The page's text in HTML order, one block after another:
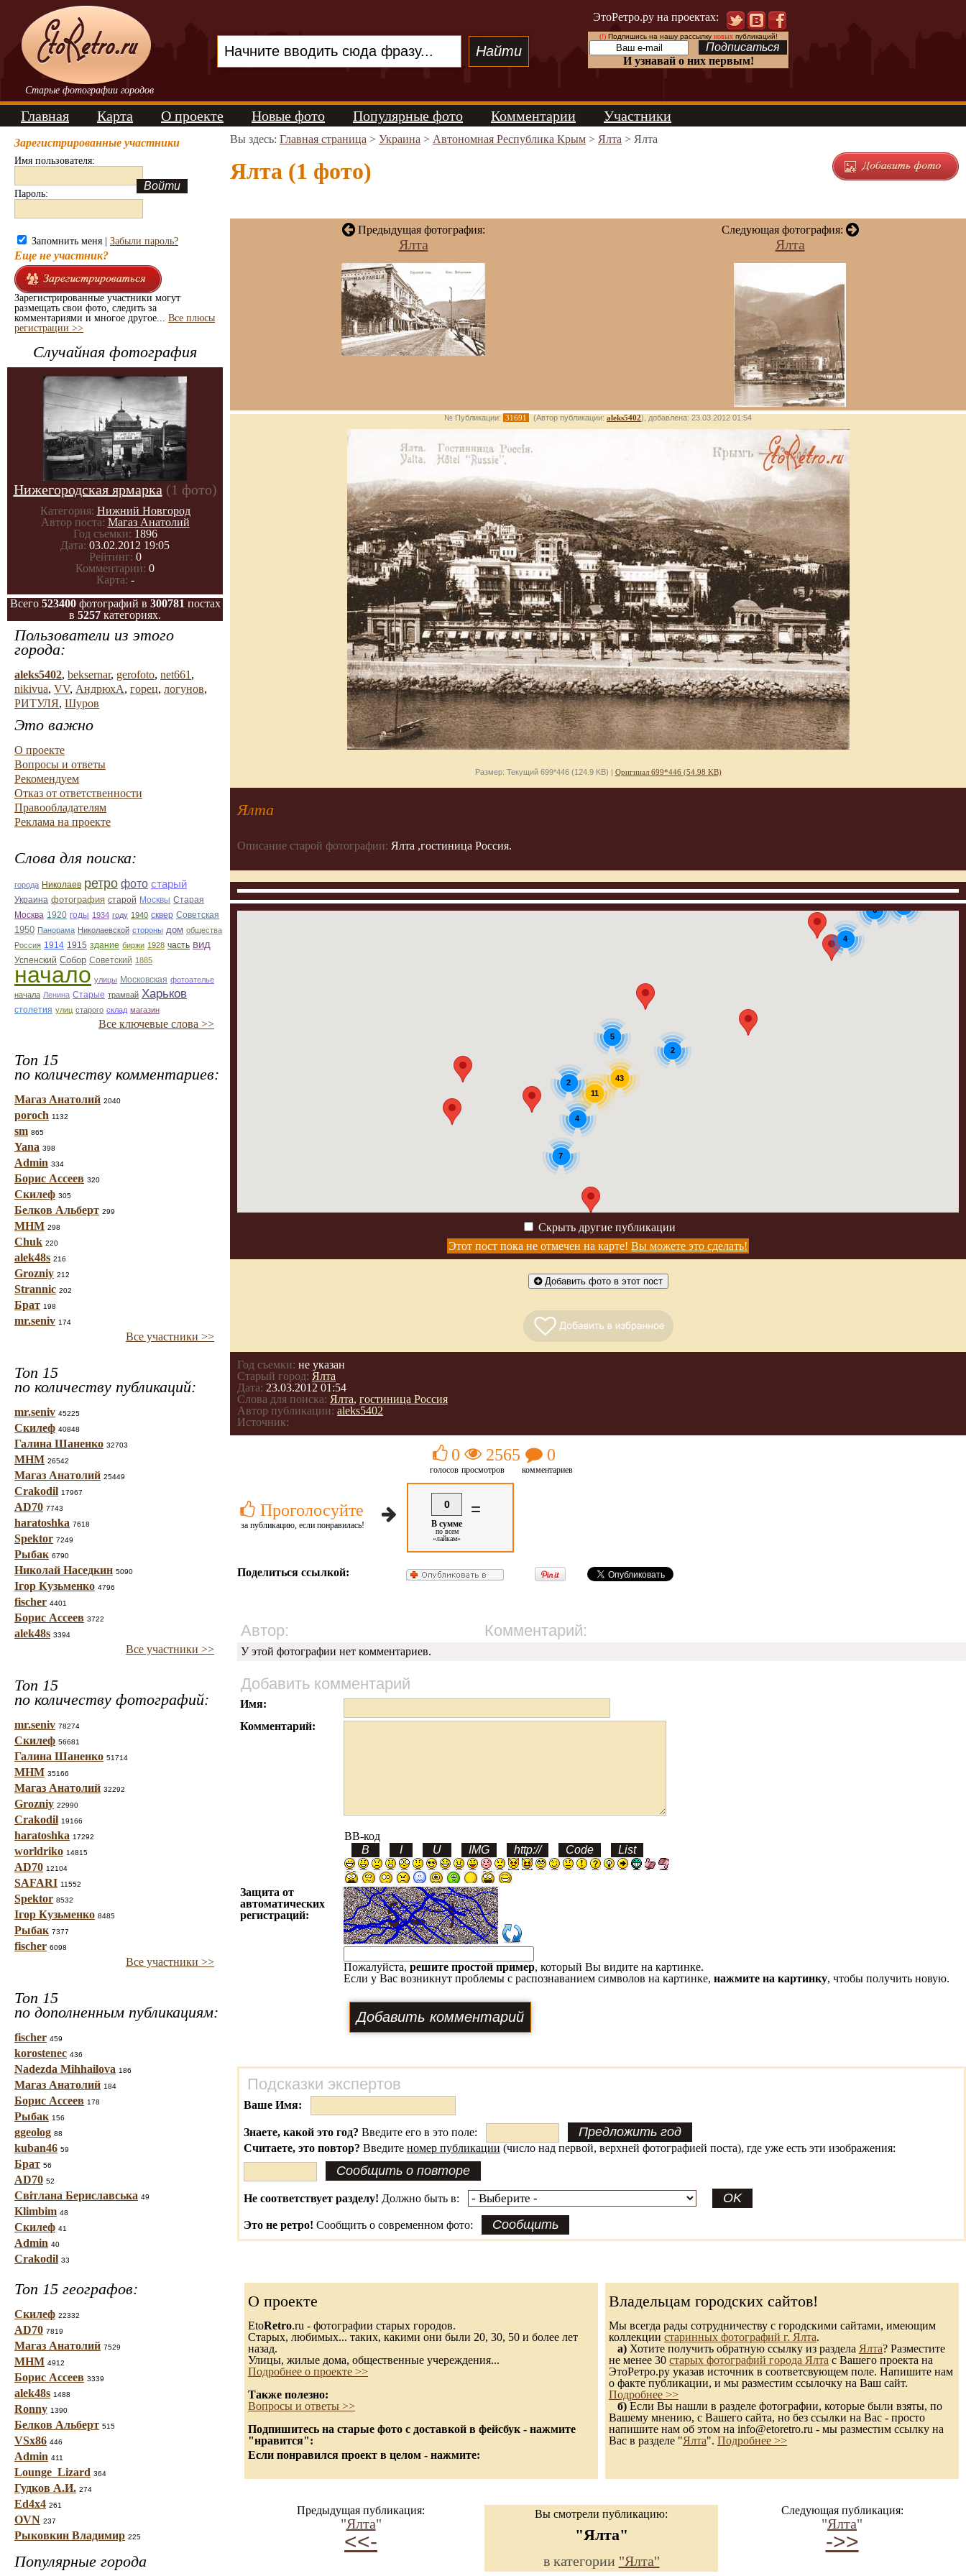
Старые фотографии городов
ЭтоРетро.ру на проектах:
(!)Подпишись на нашу рассылку новыхпубликаций!
И узнавай о них первым!
Главная Карта О проекте Новые фото Популярные фото Комментарии Участники
Зарегистрированные участники
Имя пользователя:
Пароль:
Запомнить меня | Забыли пароль?
Еще не участник?
Зарегистрированные участники могут
размещать свои фото, следить за
комментариями и многое другое... Все плюсы
регистрации >>
Случайная фотография
Нижегородская ярмарка (1 фото)
Категория: Нижний Новгород
Автор поста: Магаз Анатолий
Год съемки: 1896
Дата: 03.02.2012 19:05
Рейтинг: 0
Комментарии: 0
Карта: -
Всего 523400фотографий в 300781 постах
в 5257 категориях.
Пользователи из этого
города:
aleks5402, beksernar, gerofoto, net661 ,
nikivua, VV, АндрюхА, горец, логунов,
РИТУЛЯ, Шуров
Это важно
О проекте
Вопросы и ответы
Рекомендуем
Отказ от ответственности
Правообладателям
Реклама на проекте
Слова для поиска:
города Николаев ретро фото старый
Украина фотография старой Москвы Старая
Москва 1920 годы 1934 году 1940 сквер Советская
1950 Панорама Николаевской стороны дом общества
Россия 1914 1915 здание биржи 1928 часть вид
Успенский Собор Советский 1885
начало улицы Московская фотоателье
начала Ленина Старые трамвай Харьков
столетия улиц старого склад магазин
Все ключевые слова >>
Топ 15
по количеству комментариев:
Магаз Анатолий 2040
poroch 1132
sm 865
Yana 398
Admin 334
Борис Ассеев 320
Скилеф 305
Белков Альберт 299
МНМ 298
Chuk 220
alek48s 216
Grozniy 212
Strannic 202
Брат 198
mr.seniv 174
Все участники >>
Топ 15
по количеству публикаций:
mr.seniv 45225
Скилеф 40848
Галина Шаненко 32703
МНМ 26542
Магаз Анатолий 25449
Crakodil 17967
AD70 7743
haratoshka 7618
Spektor 7249
Рыбак 6790
Николай Наседкин 5090
Ігор Кузьменко 4796
fischer 4401
Борис Ассеев 3722
alek48s 3394
Все участники >>
Топ 15
по количеству фотографий:
mr.seniv 78274
Скилеф 56681
Галина Шаненко 51714
МНМ 35166
Магаз Анатолий 32292
Grozniy 22990
Crakodil 19166
haratoshka 17292
worldriko 14815
AD70 12104
SAFARI 11552
Spektor 8532
Ігор Кузьменко 8485
Рыбак 7377
fischer 6098
Все участники >>
Топ 15
по дополненным публикациям:
fischer 459
korostenec 436
Nadezda Mihhailova 186
Магаз Анатолий 184
Борис Ассеев 178
Рыбак 156
ggeolog 88
kuban46 59
Брат 56
AD70 52
Світлана Бериславська 49
Klimbim 48
Скилеф 41
Admin 40
Crakodil 33
Топ 15 географов:
Скилеф 22332
AD70 7819
Магаз Анатолий 7529
МНМ 4912
Борис Ассеев 3339
alek48s 1488
Ronny 1390
Белков Альберт 515
VSx86 446
Admin 411
Lounge_Lizard 364
Гудков А.И. 274
Ed4x4 261
OVN 237
Рыковкин Владимир 225
Популярные города
Вы здесь: Главная страница > Украина > Автономная Республика Крым > Ялта > Ялта
Ялта (1 фото)
Предыдущая фотография:
Ялта
Следующая фотография:
Ялта
№ Публикации: 31691 (Автор публикации: aleks5402), добавлена: 23.03.2012 01:54
Размер: Текущий 699*446 (124.9 KB) | Оригинал 699*446 (54.98 KB)
Ялта
Описание старой фотографии: Ялта ,гостиница Россия.
43
7
2
6 2
4
11
2
5
4
Скрыть другие публикации
Этот пост пока не отмечен на карте! Вы можете это сделать!
Добавить фото в этот пост
Год съемки: не указан
Старый город: Ялта
Дата: 23.03.2012 01:54
Слова для поиска: Ялта, гостиница Россия
Автор публикации: aleks5402
Источник:
Проголосуйте
за публикацию, если понравилась!
0
голосов
2565
просмотров
0
комментариев
0
В сумме
по всем
«лайкам»
=
Поделиться ссылкой:
Автор: Комментарий:
У этой фотографии нет комментариев.
Добавить комментарий
Имя:
Комментарий:
BB-код
Защита от
автоматических
регистраций:
Пожалуйста, решите простой пример, который Вы видите на картинке.
Если у Вас возникнут проблемы с распознаванием символов на картинке, нажмите на картинку, чтобы получить новую.
Подсказки экспертов
Ваше Имя:
Знаете, какой это год? Введите его в это поле:
Считаете, это повтор? Введите номер публикации (число над первой, верхней фотографией поста), где уже есть эти изображения:
Не соответствует разделу! Должно быть в:
Это не ретро! Сообщить о современном фото:
О проекте
EtoRetro.ru - фотографии старых городов.
Старых, любимых... таких, какими они были 20, 30, 50 и более лет
назад.
Улицы, жилые дома, общественные учереждения...
Подробнее о проекте >>
Также полезно:
Вопросы и ответы >>
Подпишитесь на старые фото с доставкой в фейсбук - нажмите
"нравится":
Если понравился проект в целом - нажмите:
Владельцам городских сайтов!
Мы всегда рады сотрудничеству с городскими сайтами, имеющим
коллекции старинных фотографий г. Ялта.
а) Хотите получить обратную ссылку из раздела Ялта? Разместите
не менее 30 старых фотографий города Ялта с Вашего проекта на
ЭтоРетро.ру указав источник в соответсвующем поле. Напишите нам
о факте публикации, и мы разместим ссылочку на Ваш сайт.
Подробнее >>
б) Если Вы нашли в разделе фотографии, которые были взяты, по
Вашему мнению, с Вашего сайта, но без ссылки на Вас - просто
напишите нам об этом на info@etoretro.ru - мы разместим ссылку на
Вас в разделе "Ялта". Подробнее >>
Предыдущая публикация:
"Ялта"
<<-
Вы смотрели публикацию:
"Ялта"
в категории "Ялта"
Следующая публикация:
"Ялта"
->>